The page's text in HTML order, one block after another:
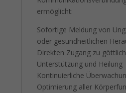
ermöglicht:
Sofortige Meldung von
oder gesundheitlichen
Direkten Zugang zu
Unterstützung und Heilung
Kontinuierliche
Optimierung aller